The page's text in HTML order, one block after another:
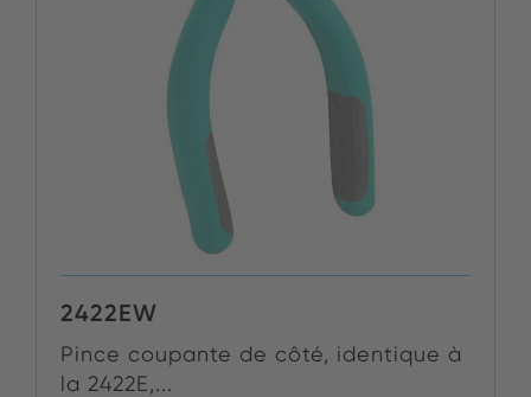
2422EW
Pince coupante de côté, identique à
la 2422E,...